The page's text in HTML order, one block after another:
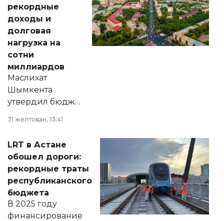
рекордные
доходы и
долговая
нагрузка на
сотни
миллиардов
Маслихат
Шымкента
утвердил бюджет
2028 годы.
документ
появился в базе
нормативных
правовых актов и
на сайте маслихат
города.
31 желтоқсан, 13:41
LRT в Астане
обошел дороги:
рекордные траты
республиканского
бюджета
В 2025 году
финансирование